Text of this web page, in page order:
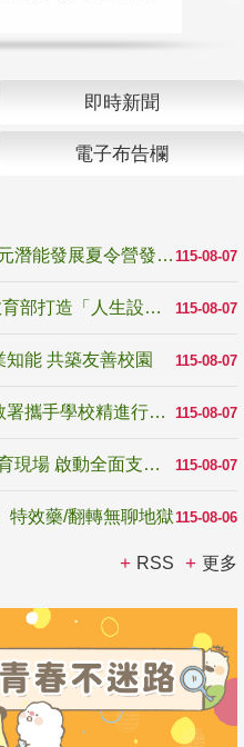
即時新聞
電子布告欄
115-08-07
跨越限制，探索潛能！115年多元潛能發展夏令營發掘生命無限可能
115-08-07
高齡不是終點而是夢想起點！教育部打造「人生設計夢工場」 參展第3屆高齡健康產業博覽會
115-08-07
能 共築友善校園
115-08-07
強化學習歷程檔案推動效能 國教署攜手學校精進行政與教學支持
115-08-07
迎接115學年度新進教師加入教育現場 啟動全面支持陪伴
115-08-06
特效藥/翻轉無聊地獄
RSS 更多